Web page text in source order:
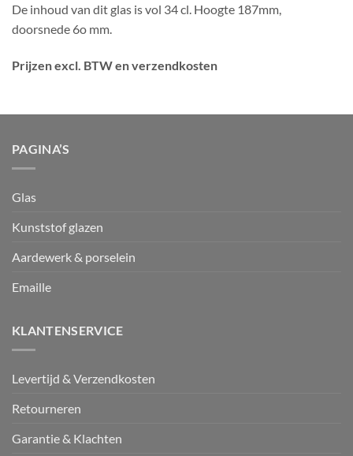
De inhoud van dit glas is vol 34 cl. Hoogte 187mm,
doorsnede 6o mm.
Prijzen excl. BTW en verzendkosten
PAGINA’S
Glas
Kunststof glazen
Aardewerk & porselein
Emaille
KLANTENSERVICE
Levertijd & Verzendkosten
Retourneren
Garantie & Klachten